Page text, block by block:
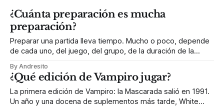
¿Cuánta preparación es mucha
preparación?
Preparar una partida lleva tiempo. Mucho o poco, depende
de cada uno, del juego, del grupo, de la duración de la
preparación siempre hay. Aunque sea el de todas esas
horas previas que te has pegado leyendo al menos un libro
básico
By Andresito
¿Qué edición de Vampiro jugar?
La primera edición de Vampiro: la Mascarada salió en 1991.
Un año y una docena de suplementos más tarde, White